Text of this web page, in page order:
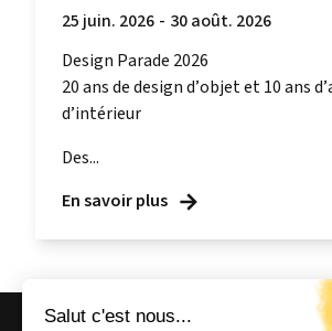
25 juin. 2026 - 30 août. 2026
Design Parade 2026
20 ans de design d’objet et 10 ans
d’intérieur
Des...
En savoir plus